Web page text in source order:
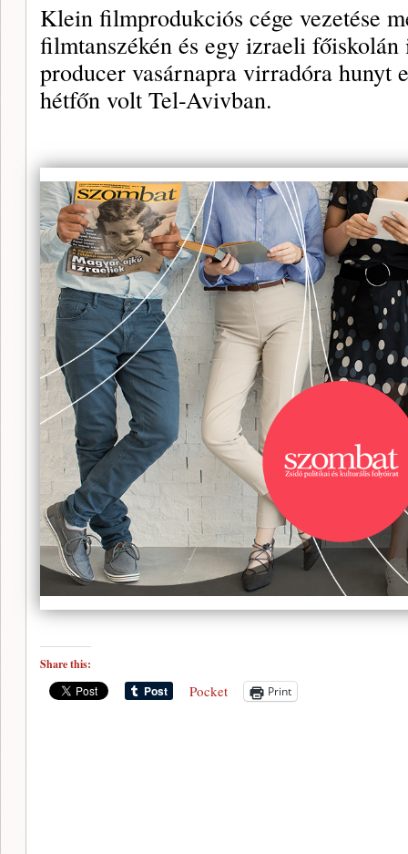
Klein filmprodukciós cége vezetése
filmtanszékén és egy izraeli
producer vasárnapra virradóra hunyt
hétfőn volt Tel-Avivban.
Share this:
Pocket Print